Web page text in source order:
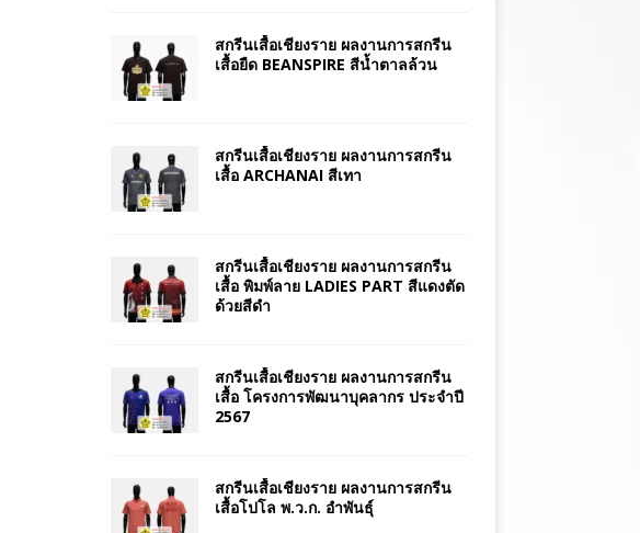
สกรีนเสื้อเชียงราย ผลงานการสกรีน
เสื้อยืด BEANSPIRE สีน้ำตาลล้วน
สกรีนเสื้อเชียงราย ผลงานการสกรีน
เสื้อ ARCHANAI สีเทา
สกรีนเสื้อเชียงราย ผลงานการสกรีน
เสื้อ พิมพ์ลาย LADIES PART สีแดงตัด
ด้วยสีดำ
สกรีนเสื้อเชียงราย ผลงานการสกรีน
เสื้อ โครงการพัฒนาบุคลากร ประจำปี
2567
สกรีนเสื้อเชียงราย ผลงานการสกรีน
เสื้อโปโล พ.ว.ก. อำพันธุ์